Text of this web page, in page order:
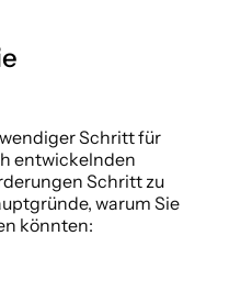
Schritt für
entwickelnden
Schritt zu
warum Sie
könnten: